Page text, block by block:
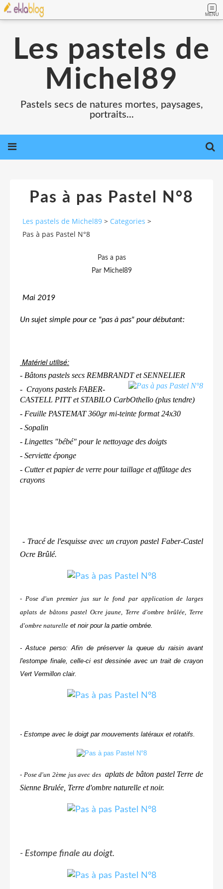
MENU
Les pastels de
Michel89
Pastels secs de natures mortes, paysages,
portraits...
Pas à pas Pastel N°8
Les pastels de Michel89 > Categories >
Pas à pas Pastel N°8
Pas a pas
Par Michel89
Mai 2019
Un sujet simple pour ce "pas à pas" pour débutant:
Matériel utilisé:
- Bâtons pastels secs REMBRANDT et SENNELIER
- Crayons pastels FABER-
CASTELL PITT et STABILO CarbOthello (plus tendre)
- Feuille PASTEMAT 360gr mi-teinte format 24x30
- Sopalin
- Lingettes "bébé" pour le nettoyage des doigts
- Serviette éponge
- Cutter et papier de verre pour taillage et affûtage des
crayons
- Tracé de l'esquisse avec un crayon pastel Faber-Castel
Ocre Brûlé.
- Pose d'un premier jus sur le fond par application de larges
aplats de bâtons pastel Ocre jaune, Terre d'ombre brûlée, Terre
d'ombre naturelle et noir pour la partie ombrée.
- Astuce perso: Afin de préserver la queue du raisin avant
l'estompe finale, celle-ci est dessinée avec un trait de crayon
Vert Vermillon clair.
- Estompe avec le doigt par mouvements latéraux et rotatifs.
- Pose d'un 2ème jus avec des aplats de bâton pastel Terre de
Sienne Brulée, Terre d'ombre naturelle et noir.
- Estompe finale au doigt.